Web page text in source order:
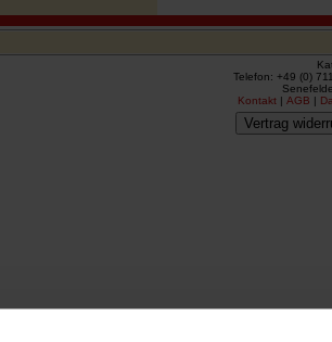
Telefon: +49 (0)
Kontakt |AGB |
Vertrag